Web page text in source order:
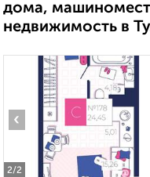
дома,
недвижимость в
2/2
‹